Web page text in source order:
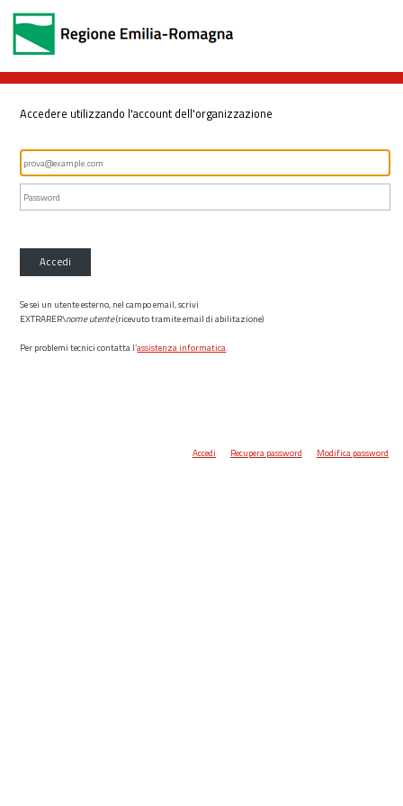
Accedere utilizzando l'account dell'organizzazione
Accedi
Se sei un utente esterno, nel campo email, scrivi
EXTRARER\nome utente(ricevuto tramite email di abilitazione)
Per problemi tecnici contatta l’assistenza informatica.
Accedi Recupera password Modifica password